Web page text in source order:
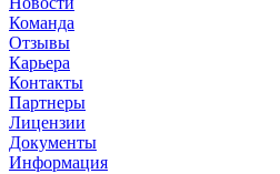
Команда
Отзывы
Карьера
Контакты
Партнеры
Лицензии
Документы
Информация